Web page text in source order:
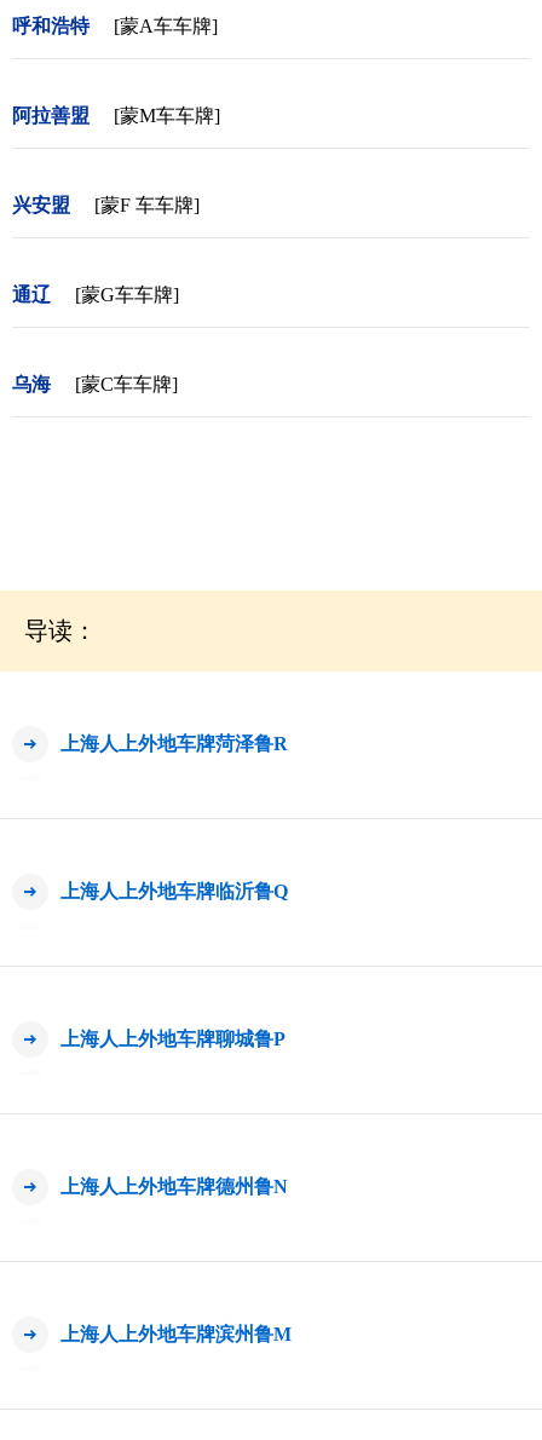
呼和浩特 [蒙A车车牌]
阿拉善盟 [蒙M车车牌]
兴安盟 [蒙F 车车牌]
通辽 [蒙G车车牌]
乌海 [蒙C车车牌]
导读：
上海人上外地车牌菏泽鲁R
上海人上外地车牌临沂鲁Q
上海人上外地车牌聊城鲁P
上海人上外地车牌德州鲁N
上海人上外地车牌滨州鲁M